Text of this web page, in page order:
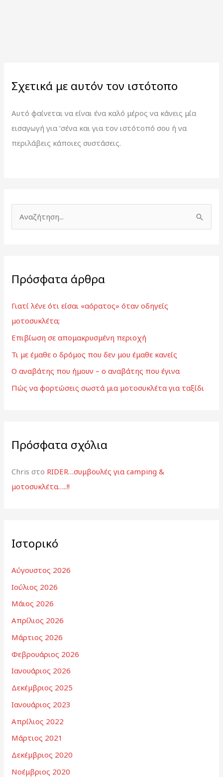
Σχετικά με αυτόν τον ιστότοπο
Αυτό φαίνεται να είναι ένα καλό μέρος να κάνεις μία
εισαγωγή για ‘σένα και για τον ιστότοπό σου ή να
περιλάβεις κάποιες συστάσεις.
ή
η
σ
η
γ
ι
Πρόσφατα άρθρα
Γιατί λένε ότι είσαι «αόρατος» όταν οδηγείς
μοτοσυκλέτα;
Επιβίωση σε απομακρυσμένη περιοχή
Τι με έμαθε ο δρόμος που δεν μου έμαθε κανείς
Ο αναβάτης που ήμουν – ο αναβάτης που έγινα
Πώς να φορτώσεις σωστά μια μοτοσυκλέτα για ταξίδι
Πρόσφατα σχόλια
Chris στο RIDER…συμβουλές για camping &
μοτοσυκλέτα…..!!
Ιστορικό
Αύγουστος 2026
Ιούλιος 2026
Μάιος 2026
Απρίλιος 2026
Μάρτιος 2026
Φεβρουάριος 2026
Ιανουάριος 2026
Δεκέμβριος 2025
Ιανουάριος 2023
Απρίλιος 2022
Μάρτιος 2021
Δεκέμβριος 2020
Νοέμβριος 2020